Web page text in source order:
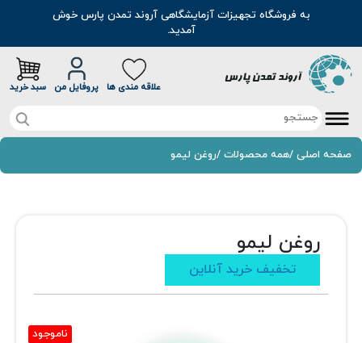
به فروشگاه تجهیزات آزمایشگاهی آروند تمدن پارس خوش
آمدید.
علاقه مندی ها پروفایل من سبد خرید
صفحه اصلی
موادشیمیایی
رنگ
مطالب
سوالات متداول
صفحه اصلی /همه محصولات /روغن لیمو
روغن لیمو
تخفیف خرید آنلاین
ناموجود